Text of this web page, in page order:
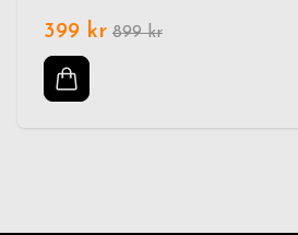
399 kr 899 kr